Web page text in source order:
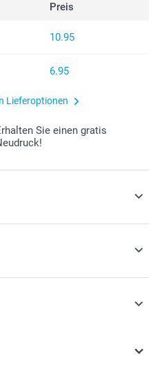
Preis
10.95
6.95
Lieferoptionen
Sie einen gratis
Schweizer Franken (CHF) inkl.